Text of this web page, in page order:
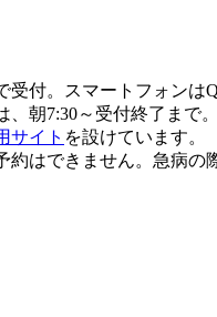
受付。スマートフォンは
朝7:30～受付終了まで
サイト を設けています。
はできません。急病の